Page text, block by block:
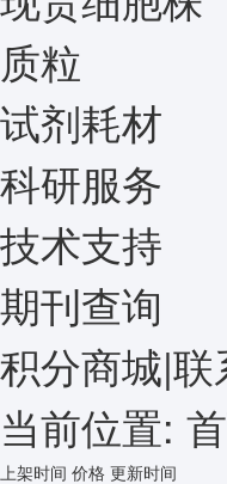
质粒
试剂耗材
科研服务
技术支持
期刊查询
积分商城|联
当前位置:
上架时间 价格 更新时间